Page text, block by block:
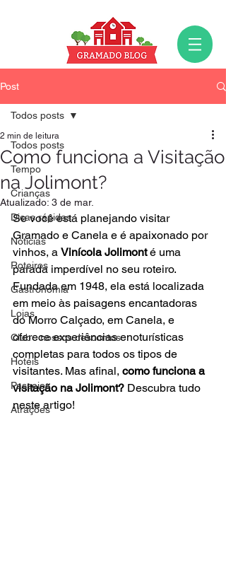
Post
Todos posts
Tempo
Crianças
Dicas rápidas
Notícias
Roteiros
Gastronomia
Lojas
Club - nossos descontos
Hotéis
Passeios
Atrações
Todos posts
Como funciona a Visitação
na Jolimont?
2 min de leitura
Atualizado: 3 de mar.
Se você está planejando visitar
Gramado e Canela e é apaixonado por
vinhos, a Vinícola Jolimont é uma
parada imperdível no seu roteiro.
Fundada em 1948, ela está localizada
em meio às paisagens encantadoras
do Morro Calçado, em Canela, e
oferece experiências enoturísticas
completas para todos os tipos de
visitantes. Mas afinal, como funciona a
visitação na Jolimont? Descubra tudo
neste artigo!